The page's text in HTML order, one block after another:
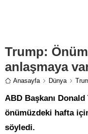
Trump:
anlaşmaya
Anasayfa Dünya
ABD Başkanı
önümüzdeki hafta
söyledi.